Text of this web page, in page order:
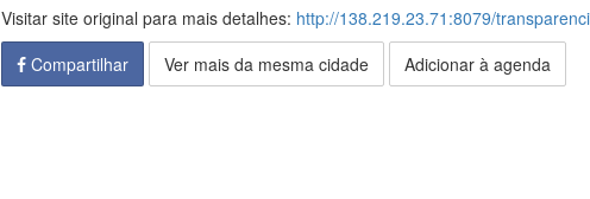
Visitar site original para mais detalhes: http://138.219.23.71:8079/
Compartilhar
Ver mais da mesma cidade Adicionar à agenda